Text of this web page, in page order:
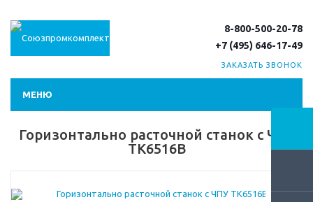
8-800-500-20-78
+7 (495) 646-17-49
ЗАКАЗАТЬ ЗВОНОК
МЕНЮ
Горизонтально расточной станок с ЧПУ
TK6516B